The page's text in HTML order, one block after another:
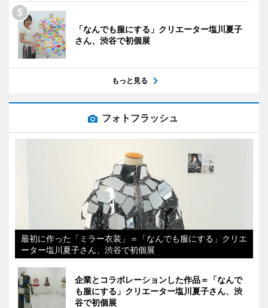
「なんでも服にする」クリエーター塩川夏子
さん、渋谷で初個展
もっと見る
フォトフラッシュ
最初に作った「ミラー衣装」＝「なんでも服にする」クリエ
ーター塩川夏子さん、渋谷で初個展
企業とコラボレーションした作品＝「なんで
も服にする」クリエーター塩川夏子さん、渋
谷で初個展